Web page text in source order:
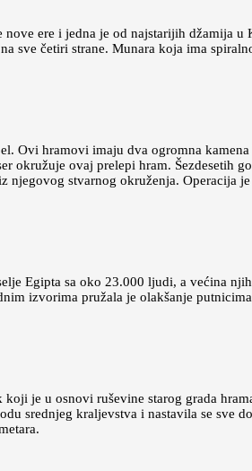
ere i jedna je od najstarijih džamija
sve četiri strane. Munara koja ima
Ovi hramovi imaju dva ogromna
okružuje ovaj prelepi hram. Šezdesetih
njegovog stvarnog okruženja. Operacija
Egipta sa oko 23.000 ljudi, a većina
izvorima pružala je olakšanje
koji je u osnovi ruševine starog grada
srednjeg kraljevstva i nastavila se sve